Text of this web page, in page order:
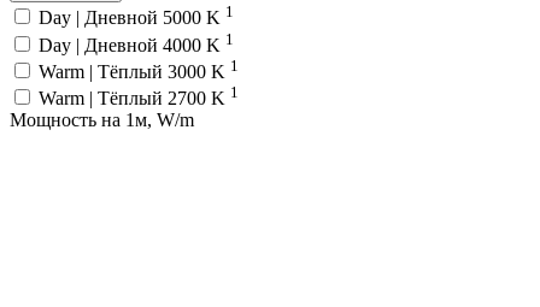
Day | Дневной 5000 K 1
Day | Дневной 4000 K 1
Warm | Тёплый 3000 K 1
Warm | Тёплый 2700 K 1
Мощность на 1м, W/m